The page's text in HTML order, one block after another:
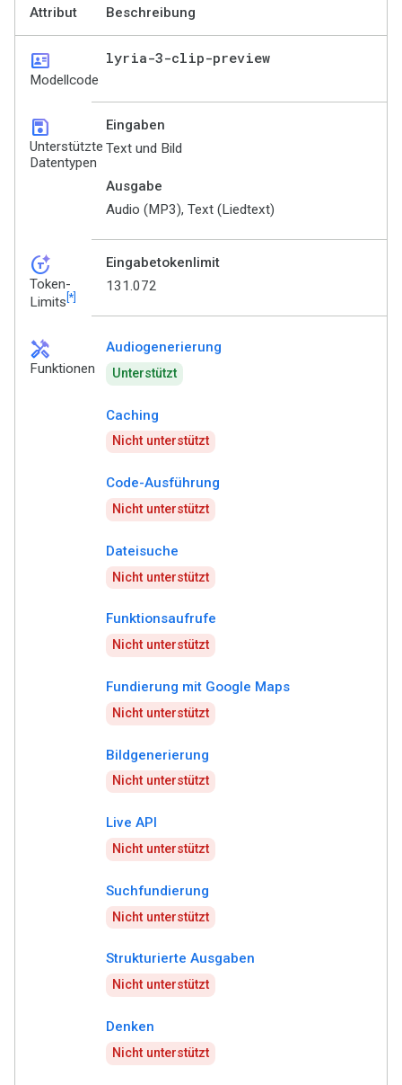
Attribut Beschreibung
id_card
Modellcode
lyria-3-clip-preview
save
Unterstützte
Datentypen
Eingaben
Text und Bild
Ausgabe
Audio (MP3), Text (Liedtext)
token_auto
Token-
Limits [*]
Eingabetokenlimit
131.072
handyman
Funktionen
Audiogenerierung
Unterstützt
Caching
Nicht unterstützt
Code-Ausführung
Nicht unterstützt
Dateisuche
Nicht unterstützt
Funktionsaufrufe
Nicht unterstützt
Fundierung mit Google Maps
Nicht unterstützt
Bildgenerierung
Nicht unterstützt
Live API
Nicht unterstützt
Suchfundierung
Nicht unterstützt
Strukturierte Ausgaben
Nicht unterstützt
Denken
Nicht unterstützt